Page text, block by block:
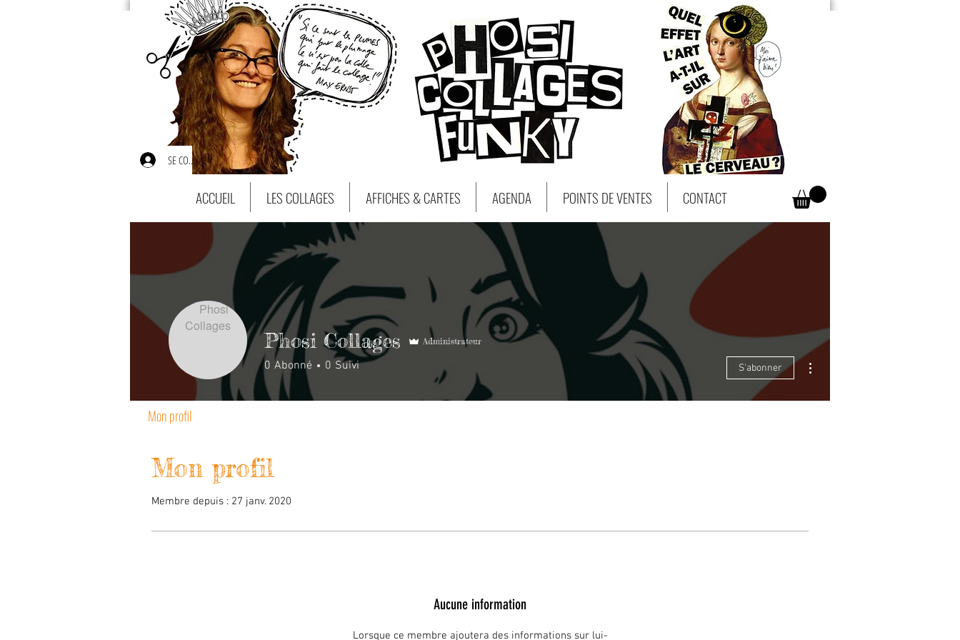
SE CONNECTER
ACCUEIL LES COLLAGES AFFICHES & CARTES AGENDA POINTS DE VENTES CONTACT
Mon profil
Membre depuis : 27 janv. 2020
Aucune information
Lorsque ce membre ajoutera des informations sur lui-
Phosi Collages Administrateur
0 Abonné 0 Suivi S'abonner
Mon profil